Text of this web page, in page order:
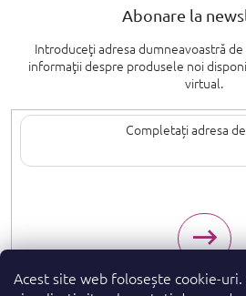
Acest site web folosește cookie-uri.
Abonare la
Introduceţi adresa dumneavoastră
informaţii despre produsele noi
virtual.